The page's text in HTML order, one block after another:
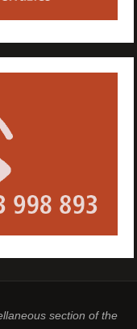
section of the